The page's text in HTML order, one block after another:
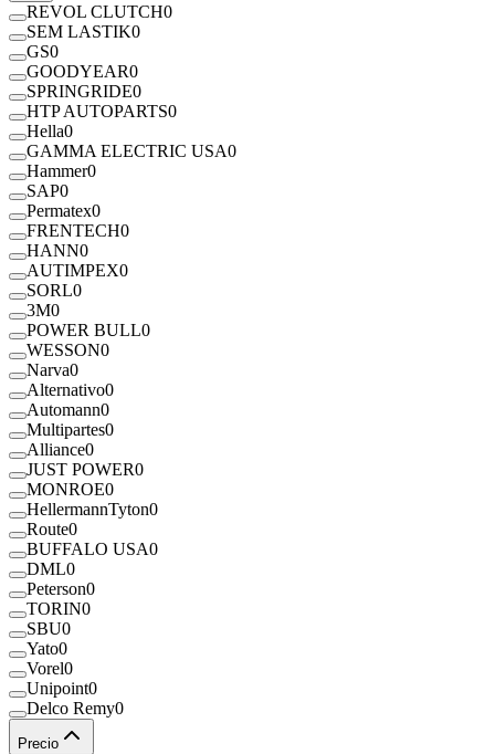
REVOL CLUTCH0
SEM LASTIK0
GS0
GOODYEAR0
SPRINGRIDE0
HTP AUTOPARTS0
Hella0
GAMMA ELECTRIC USA0
Hammer0
SAP0
Permatex0
FRENTECH0
HANN0
AUTIMPEX0
SORL0
3M0
POWER BULL0
WESSON0
Narva0
Alternativo0
Automann0
Multipartes0
Alliance0
JUST POWER0
MONROE0
HellermannTyton0
Route0
BUFFALO USA0
DML0
Peterson0
TORIN0
SBU0
Yato0
Vorel0
Unipoint0
Delco Remy0
Precio